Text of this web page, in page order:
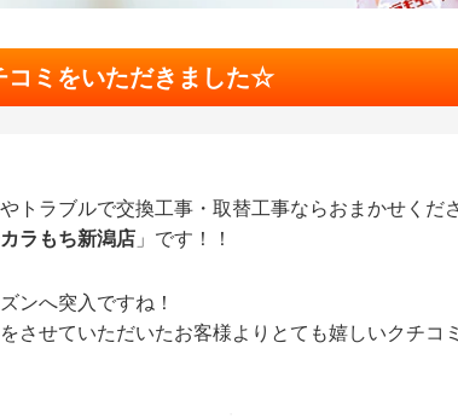
コミをいただきました☆
トラブルで交換工事・取替工事ならおまかせくだ
ラもち新潟店 」です！！
ンへ突入ですね！
させていただいたお客様よりとても嬉しいクチコ